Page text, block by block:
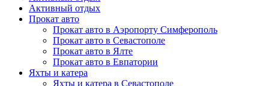
Активный отдых
Прокат авто
Прокат авто в Аэропорту Симферополь
Прокат авто в Севастополе
Прокат авто в Ялте
Прокат авто в Евпатории
Яхты и катера
Яхты и катера в Севастополе